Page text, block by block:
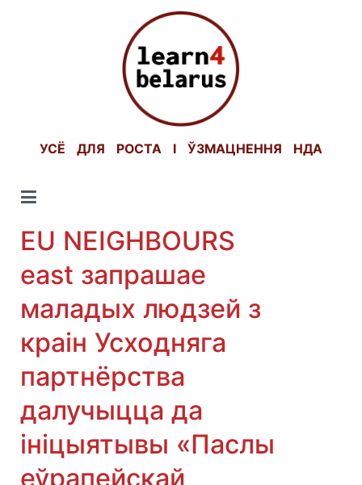
УСЁ ДЛЯ РОСТА І ЎЗМАЦНЕННЯ НДА
EU NEIGHBOURS
east запрашае
маладых людзей з
краін Усходняга
партнёрства
далучыцца да
ініцыятывы «Паслы
еўрапейскай